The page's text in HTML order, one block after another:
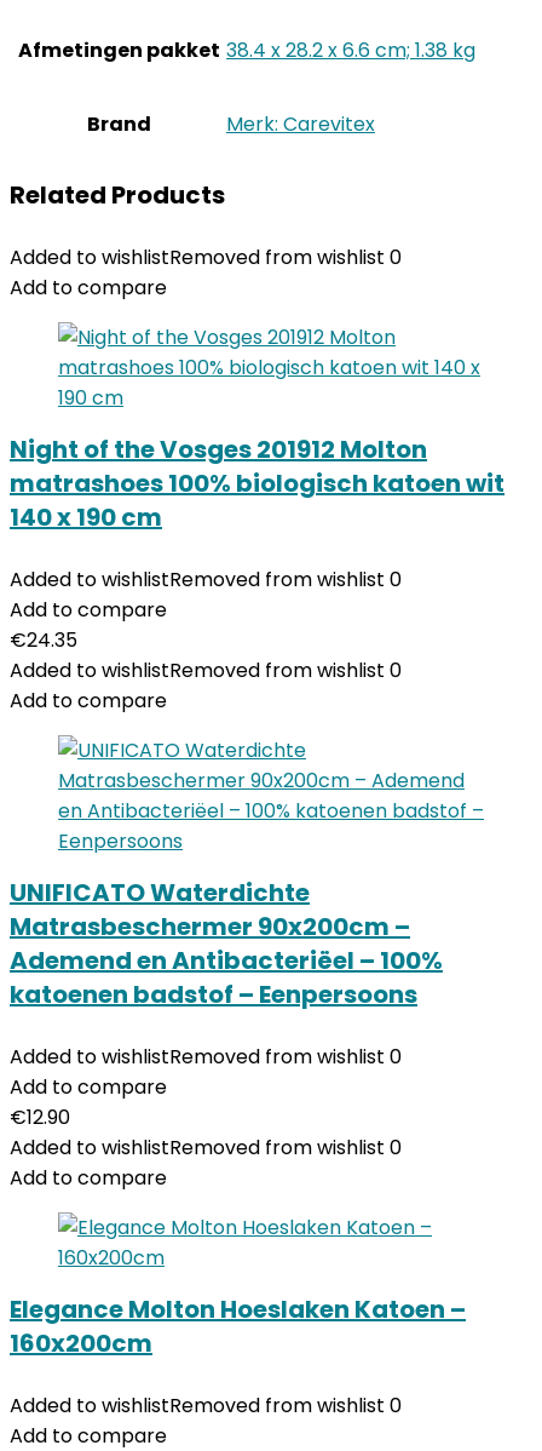
Afmetingen pakket ‎38.4 x 28.2 x 6.6 cm; 1.38 kg
Brand Merk: Carevitex
Related Products
Added to wishlistRemoved from wishlist 0
Add to compare
Night of the Vosges 201912 Molton
matrashoes 100% biologisch katoen wit
140 x 190 cm
Added to wishlistRemoved from wishlist 0
Add to compare
€24.35
Added to wishlistRemoved from wishlist 0
Add to compare
UNIFICATO Waterdichte
Matrasbeschermer 90x200cm –
Ademend en Antibacteriëel – 100%
katoenen badstof – Eenpersoons
Added to wishlistRemoved from wishlist 0
Add to compare
€12.90
Added to wishlistRemoved from wishlist 0
Add to compare
Elegance Molton Hoeslaken Katoen –
160x200cm
Added to wishlistRemoved from wishlist 0
Add to compare